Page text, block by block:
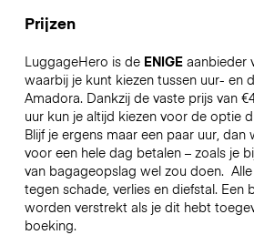
Prijzen
LuggageHero is de ENIGEaanbieder
waarbij je kunt kiezen tussen uur- en
Amadora. Dankzij de vaste prijs van
uur kun je altijd kiezen voor de optie
Blijf je ergens maar een paar uur, dan
voor een hele dag betalen – zoals je
van bagageopslag wel zou doen.
tegen schade, verlies en diefstal. Een
worden verstrekt als je dit hebt
boeking.